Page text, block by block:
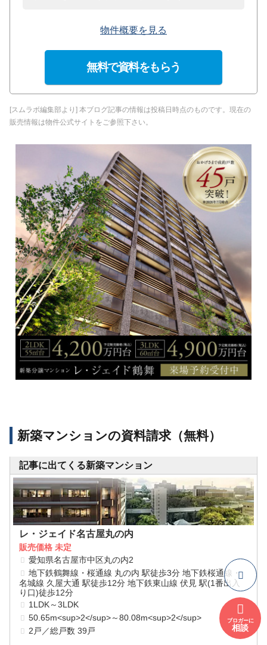
物件概要を見る
無料で資料をもらう
[スムラボ編集部より] 本ブログ記事の情報は投稿日時点のものです。現在の
販売情報は物件公式サイトをご参照下さい。
新築マンションの資料請求（無料）
記事に出てくる新築マンション
レ・ジェイド名古屋丸の内
販売価格 未定
愛知県名古屋市中区丸の内2
地下鉄鶴舞線・桜通線 丸の内 駅徒歩3分 地下鉄桜通線・
名城線 久屋大通 駅徒歩12分 地下鉄東山線 伏見 駅(1番出入
り口)徒歩12分
1LDK～3LDK
50.65m<sup>2</sup>～80.08m<sup>2</sup>
2戸／総戸数 39戸
ブロガーに
相談